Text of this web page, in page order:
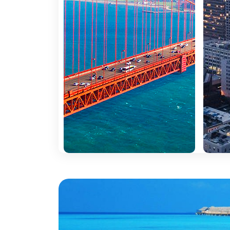
Nova Iorque: Não pode deixar de conhecer a
Manhattan, Queens e Staten Island - com
Orlando:
Orlando é uma cidade localizada
conseguimos encontrar.
Sobre a região
Séculos após a chegada dos
fascínio: a sensação de que tudo é
se conjuga com histórias que
cinematográficos que parecem
Sinta o pulsar de
, cidade onde a
cultura ancestral criam um cenário que parece
erguida no meio do deserto como um oásis de